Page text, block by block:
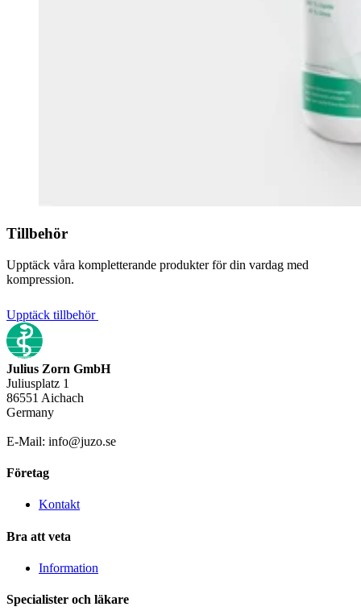
Tillbehör
Upptäck våra kompletterande produkter för din vardag med
kompression.
Upptäck tillbehör
Julius Zorn GmbH
Juliusplatz 1
86551 Aichach
Germany
E-Mail: info@juzo.se
Företag
Kontakt
Bra att veta
Information
Specialister och läkare